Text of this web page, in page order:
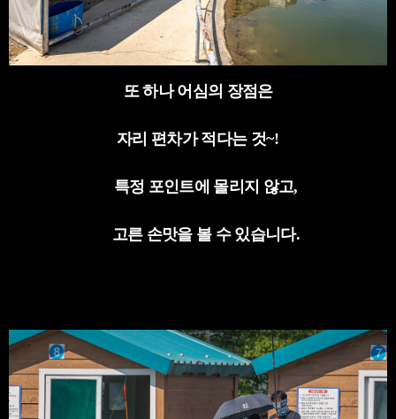
또 하나 어심의 장점은
자리 편차가 적다는 것~!
특정 포인트에 몰리지 않고,
고른 손맛을 볼 수 있습니다.